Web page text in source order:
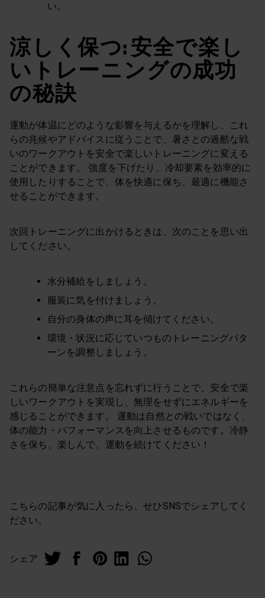
い。
涼しく保つ: 安全で楽し
いトレーニングの成功
の秘訣
運動が体温にどのような影響を与えるかを理解し、これ
らの兆候やアドバイスに従うことで、暑さとの過酷な戦
いのワークアウトを安全で楽しいトレーニングに変える
ことができます。 強度を下げたり、冷却要素を効率的に
使用したりすることで、体を快適に保ち、最適に機能さ
せることができます。
次回トレーニングに出かけるときは、次のことを思い出
してください。
水分補給をしましょう。
服装に気を付けましょう。
自分の身体の声に耳を傾けてください。
環境・状況に応じていつものトレーニングパタ
ーンを調整しましょう。
これらの簡単な注意点を忘れずに行うことで、安全で楽
しいワークアウトを実現し、無理をせずにエネルギーを
感じることができます。 運動は自然との戦いではなく、
体の能力・パフォーマンスを向上させるものです。冷静
さを保ち、楽しんで、運動を続けてください！
こちらの記事が気に入ったら、せひSNSでシェアしてく
ださい。
シェア